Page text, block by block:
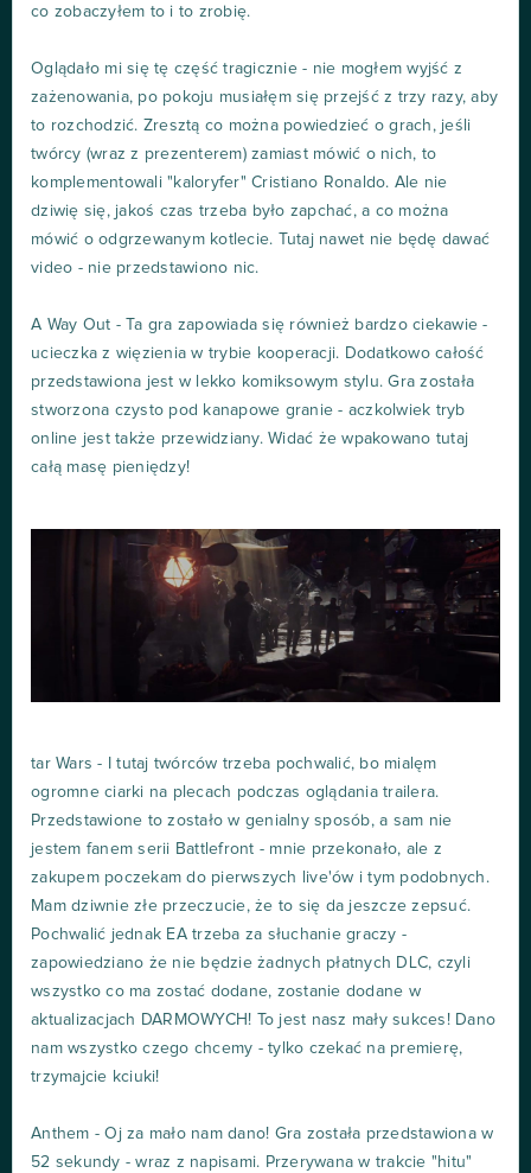
co zobaczyłem to i to zrobię.
Oglądało mi się tę część tragicznie - nie mogłem wyjść z
zażenowania, po pokoju musiałęm się przejść z trzy razy, aby
to rozchodzić. Zresztą co można powiedzieć o grach, jeśli
twórcy (wraz z prezenterem) zamiast mówić o nich, to
komplementowali "kaloryfer" Cristiano Ronaldo. Ale nie
dziwię się, jakoś czas trzeba było zapchać, a co można
mówić o odgrzewanym kotlecie. Tutaj nawet nie będę dawać
video - nie przedstawiono nic.
A Way Out - Ta gra zapowiada się również bardzo ciekawie -
ucieczka z więzienia w trybie kooperacji. Dodatkowo całość
przedstawiona jest w lekko komiksowym stylu. Gra została
stworzona czysto pod kanapowe granie - aczkolwiek tryb
online jest także przewidziany. Widać że wpakowano tutaj
całą masę pieniędzy!
tar Wars - I tutaj twórców trzeba pochwalić, bo mialęm
ogromne ciarki na plecach podczas oglądania trailera.
Przedstawione to zostało w genialny sposób, a sam nie
jestem fanem serii Battlefront - mnie przekonało, ale z
zakupem poczekam do pierwszych live'ów i tym podobnych.
Mam dziwnie złe przeczucie, że to się da jeszcze zepsuć.
Pochwalić jednak EA trzeba za słuchanie graczy -
zapowiedziano że nie będzie żadnych płatnych DLC, czyli
wszystko co ma zostać dodane, zostanie dodane w
aktualizacjach DARMOWYCH! To jest nasz mały sukces! Dano
nam wszystko czego chcemy - tylko czekać na premierę,
trzymajcie kciuki!
Anthem - Oj za mało nam dano! Gra została przedstawiona w
52 sekundy - wraz z napisami. Przerywana w trakcie "hitu"